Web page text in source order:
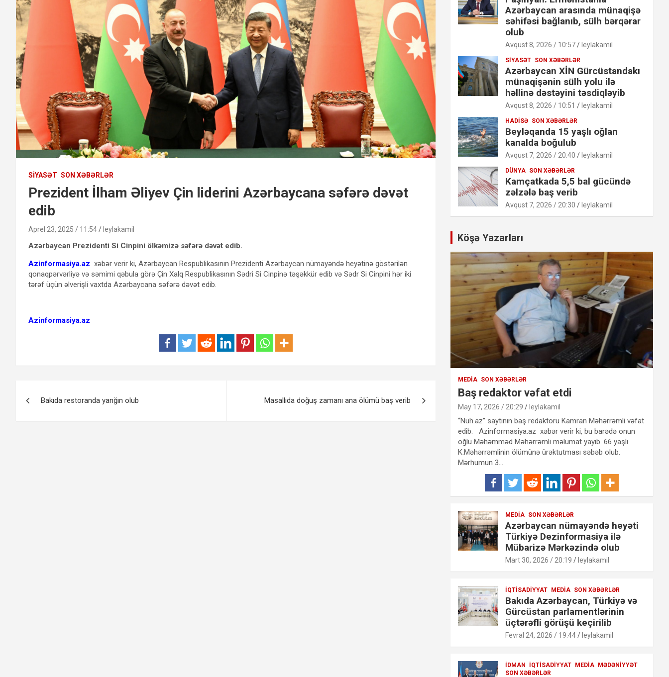
SIYASƏT SON XƏBƏRLƏR
Prezident İlham Əliyev Çin liderini Azərbaycana səfərə dəvət
edib
Aprel 23, 2025 / 11:54 leylakamil
Azərbaycan Prezidenti Si Cinpini ölkəmizə səfərə dəvət edib.
Azinformasiya.az xəbər verir ki, Azərbaycan Respublikasının Prezidenti Azərbaycan nümayəndə heyətinə göstərilən
qonaqpərvərliyə və səmimi qəbula görə Çin Xalq Respublikasının Sədri Si Cinpinə təşəkkür edib və Sədr Si Cinpini hər iki
tərəf üçün əlverişli vaxtda Azərbaycana səfərə dəvət edib.
Azinformasiya.az
naviqasiyası
Bakıda restoranda yanğın olub Masallıda doğuş zamanı ana ölümü baş verib
Azərbaycan arasında münaqişə
səhifəsi bağlanıb, sülh bərqərar
olub
Avqust 8, 2026 / 10:57 leylakamil
SIYASƏT SON XƏBƏRLƏR
Azərbaycan XİN Gürcüstandakı
münaqişənin sülh yolu ilə
həllinə dəstəyini təsdiqləyib
Avqust 8, 2026 / 10:51 leylakamil
HADISƏ SON XƏBƏRLƏR
Beyləqanda 15 yaşlı oğlan
kanalda boğulub
Avqust 7, 2026 / 20:40 leylakamil
DÜNYA SON XƏBƏRLƏR
Kamçatkada 5,5 bal gücündə
zəlzələ baş verib
Avqust 7, 2026 / 20:30 leylakamil
Köşə Yazarları
MEDIA SON XƏBƏRLƏR
Baş redaktor vəfat etdi
May 17, 2026 / 20:29 leylakamil
“Nuh.az” saytının baş redaktoru Kamran Məhərrəmli vəfat
edib. Azinformasiya.az xəbər verir ki, bu barədə onun
oğlu Məhəmməd Məhərrəmli məlumat yayıb. 66 yaşlı
K.Məhərrəmlinin ölümünə ürəktutması səbəb olub.
Mərhumun 3…
MEDIA SON XƏBƏRLƏR
Azərbaycan nümayəndə heyəti
Türkiyə Dezinformasiya ilə
Mübarizə Mərkəzində olub
Mart 30, 2026 / 20:19 leylakamil
İQTISADIYYAT MEDIA SON XƏBƏRLƏR
Bakıda Azərbaycan, Türkiyə və
Gürcüstan parlamentlərinin
üçtərəfli görüşü keçirilib
Fevral 24, 2026 / 19:44 leylakamil
İDMAN İQTISADIYYAT MEDIA MƏDƏNIYYƏT
SON XƏBƏRLƏR